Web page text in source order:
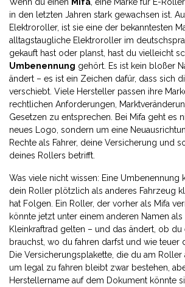
in den letzten Jahren stark gewachsen ist .
Elektroroller, ist sie eine der bekanntesten
alltagstaugliche Elektroroller im
gekauft hast oder planst, hast du vielleicht
Umbenennung gehört. Es ist kein bloßer
ändert – es ist ein Zeichen dafür, dass sich
verschiebt. Viele Hersteller passen ihre
rechtlichen Anforderungen,
Gesetzen zu entsprechen. Bei Mifa geht es
neues Logo, sondern um eine
Rechte als Fahrer, deine Versicherung und
deines Rollers betrifft.
Was viele nicht wissen: Eine Umbenennung
dein Roller plötzlich als anderes Fahrzeug
hat Folgen. Ein Roller, der vorher als Mifa
könnte jetzt unter einem anderen Namen
Kleinkraftrad gelten – und das ändert, ob du
brauchst, wo du fahren darfst und wie teuer
Die Versicherungsplakette die du am Roller
um legal zu fahren bleibt zwar bestehen,
Herstellername auf dem Dokument könnte